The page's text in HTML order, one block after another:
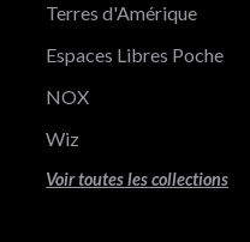
Terres d'Amérique
Espaces Libres Poche
NOX
Wiz
Voir toutes les collections